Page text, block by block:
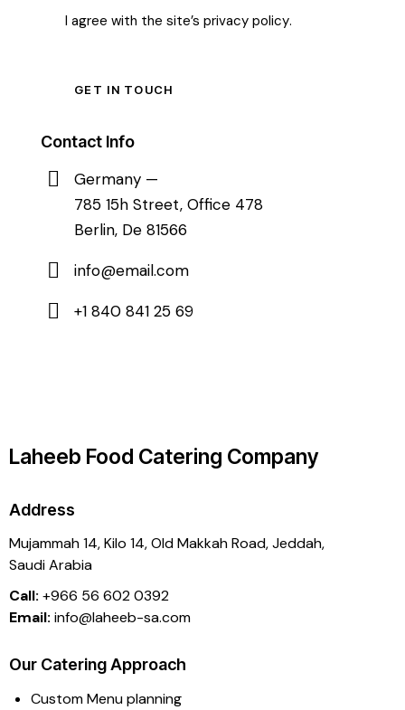
I agree with the site’s privacy policy.
Contact Info
Germany —
785 15h Street, Office 478
Berlin, De 81566
info@email.com
+1 840 841 25 69
Laheeb Food Catering Company
Address
Mujammah 14, Kilo 14,Old Makkah Road, Jeddah,
Saudi Arabia
Call: +966 56 602 0392
Email: info@laheeb-sa.com
Our Catering Approach
Custom Menu planning